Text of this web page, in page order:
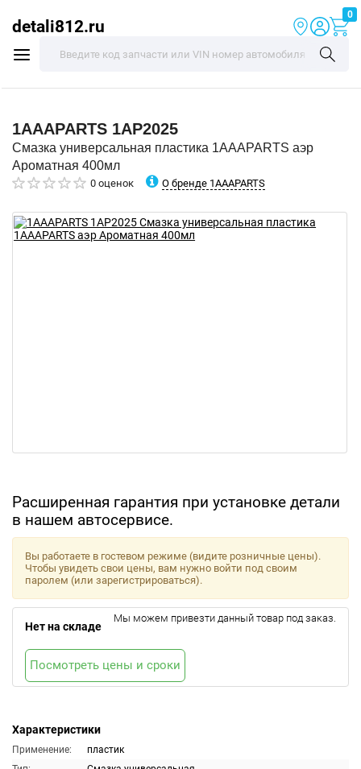
detali812.ru
0
1AAAPARTS 1AP2025
Смазка универсальная пластика 1AAAPARTS аэр
Ароматная 400мл
0 оценок О бренде 1AAAPARTS
Расширенная гарантия при установке детали
в нашем автосервисе.
Характеристики
Применение:
пластик
Вы работаете в гостевом режиме (видите розничные цены).
Чтобы увидеть свои цены, вам нужно войти под своим
паролем (или зарегистрироваться).
Нет на складе
Мы можем привезти данный товар под заказ.
Посмотреть цены и сроки